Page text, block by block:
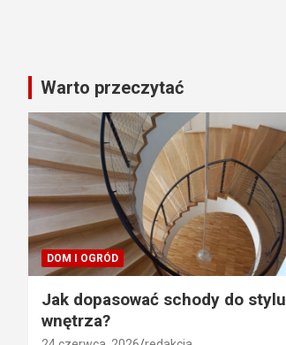
Warto przeczytać
DOM I OGRÓD
Jak dopasować schody do stylu
wnętrza?